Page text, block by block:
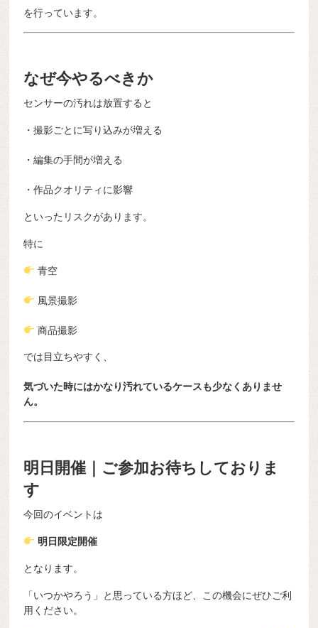
を行っています。
なぜ今やるべきか
センサーの汚れは放置すると
・撮影ごとに写り込みが増える
・編集の手間が増える
・作品クオリティに影響
といったリスクがあります。
特に
青空
風景撮影
商品撮影
では目立ちやすく、
気づいた時にはかなり汚れているケースも少なくありませ
ん。
明日開催｜ご参加お待ちしておりま
す
今回のイベントは
明日限定開催
となります。
「いつかやろう」と思っている方ほど、この機会にぜひご利
用ください。